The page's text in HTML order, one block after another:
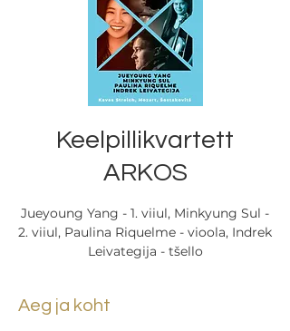
Keelpillikvartett
ARKOS
Jueyoung Yang - 1. viiul, Minkyung Sul -
2. viiul, Paulina Riquelme - vioola, Indrek
Leivategija - tšello
Aeg ja koht